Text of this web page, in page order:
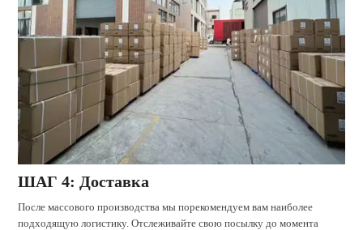
ШАГ 4: Доставка
После массового производства мы порекомендуем вам наиболее
подходящую логистику. Отслеживайте свою посылку до момента